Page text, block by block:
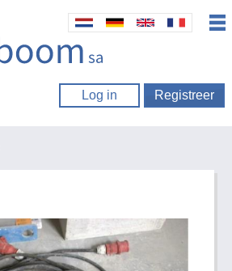
Log in Registreer